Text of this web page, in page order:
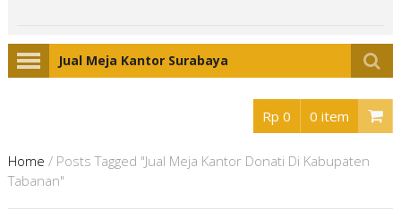
Jual Meja Kantor Surabaya
Rp 0 0 item
Home / Posts Tagged "Jual Meja Kantor Donati Di Kabupaten
Tabanan"